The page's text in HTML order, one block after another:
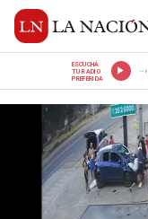
ESCUCHÁ
TU RADIO
PREFERIDA